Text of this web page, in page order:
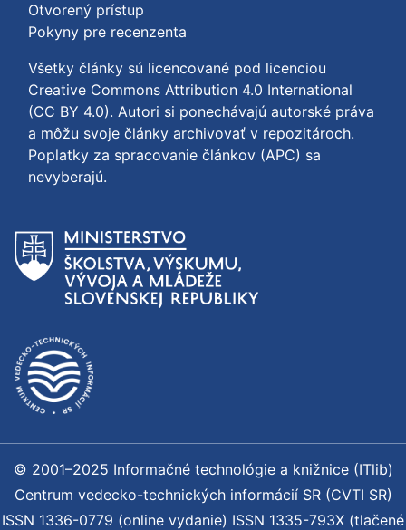
Otvorený prístup
Pokyny pre recenzenta
Všetky články sú licencované pod licenciou
Creative Commons Attribution 4.0 International
(CC BY 4.0). Autori si ponechávajú autorské práva
a môžu svoje články archivovať v repozitároch.
Poplatky za spracovanie článkov (APC) sa
nevyberajú.
© 2001–2025 Informačné technológie a knižnice (ITlib)
Centrum vedecko-technických informácií SR (CVTI SR)
ISSN 1336-0779 (online vydanie) ISSN 1335-793X (tlačené